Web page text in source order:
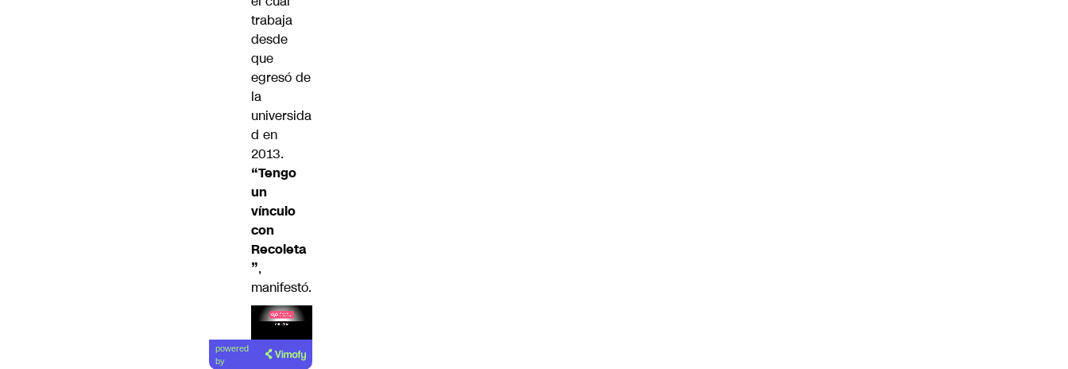
trabaja
desde
que
egresó de
la
universida
d en
2013.
“Tengo
un
vínculo
con
Recoleta
”,
manifestó.
Lea el
artículo
powered
by